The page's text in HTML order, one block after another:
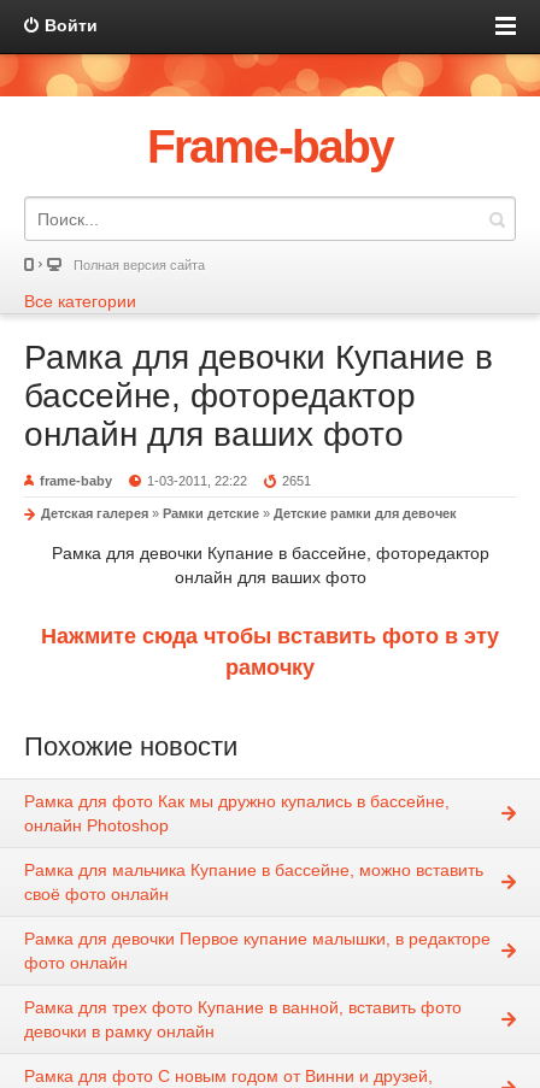
Войти
Frame-baby
Полная версия сайта
Все категории
Рамка для девочки Купание в
бассейне, фоторедактор
онлайн для ваших фото
frame-baby 1-03-2011, 22:22 2651
Детская галерея » Рамки детские » Детские рамки для девочек
Рамка для девочки Купание в бассейне, фоторедактор
онлайн для ваших фото
Нажмите сюда чтобы вставить фото в эту
рамочку
Похожие новости
Рамка для фото Как мы дружно купались в бассейне,
онлайн Photoshop
Рамка для мальчика Купание в бассейне, можно вставить
своё фото онлайн
Рамка для девочки Первое купание малышки, в редакторе
фото онлайн
Рамка для трех фото Купание в ванной, вставить фото
девочки в рамку онлайн
Рамка для фото С новым годом от Винни и друзей,